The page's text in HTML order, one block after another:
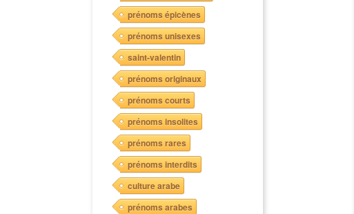
prénoms épicènes
prénoms unisexes
saint-valentin
prénoms originaux
prénoms courts
prénoms insolites
prénoms rares
prénoms interdits
culture arabe
prénoms arabes